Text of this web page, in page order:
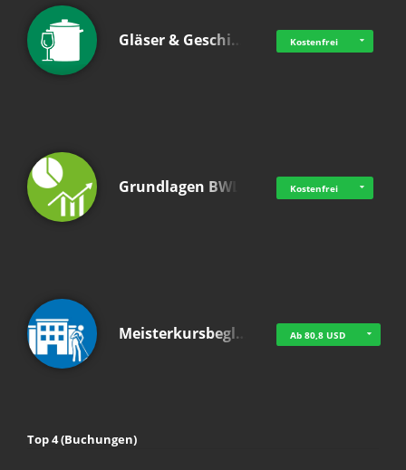
Gläser & Geschi… Kostenfrei
Grundlagen BWL Kostenfrei
Meisterkursbegl… Ab 80,8 USD
Top 4 (Buchungen)